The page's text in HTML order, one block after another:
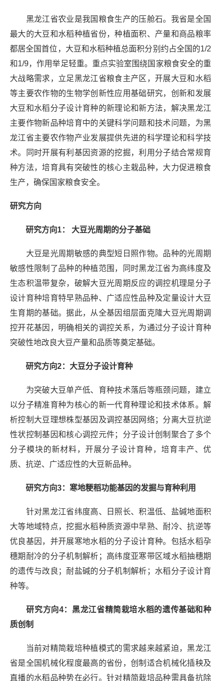
黑龙江省农业是我国粮食生产的压舱石。我省是全国
最大的大豆和水稻种植省份，种植面积、产量和商品粮率
都居全国首位，大豆和水稻种植总面积分别约占全国的1/2
和1/9，作用举足轻重。重点实验室围绕国家粮食安全的重
大战略需求，立足黑龙江省粮食主产区，开展大豆和水稻
等主要农作物的生物学创新性应用基础研究，创新和发展
大豆和水稻分子设计育种的新理论和新方法，解决黑龙江
主要作物新品种培育中的关键科学问题和技术问题，为黑
龙江省主要农作物产业发展提供先进的科学理论和科学技
术。同时开展有利基因资源的挖掘，利用分子结合常规育
种方法，培育具有突破性的核心主栽品种，大力促进粮食
生产，确保国家粮食安全。
研究方向
研究方向1： 大豆光周期的分子基础
大豆是光周期敏感的典型短日照作物。品种的光周期
敏感性限制了品种的种植范围，同时黑龙江省为高纬度及
生态积温带复杂，破解大豆光周期反应的调控机理是分子
设计育种培育特早熟品种、广适应性品种及定量设计大豆
生育期的基础。据此，从全基因组层面克隆大豆光周期调
控开花基因，明确相关的调控关系，为通过分子设计育种
突破性地改良大豆产量和品质等奠定基础。
研究方向2： 大豆分子设计育种
为突破大豆单产低、育种技术落后等瓶颈问题，建立
以分子精准育种为核心的新一代育种理论和技术体系。解
析控制大豆理想株型基因及调控基因网络；分离大豆抗逆
性状控制基因和核心调控元件；分子设计创制聚合了多个
分子模块的新材料，开展分子设计育种，培育丰产、优
质、抗逆、广适应性的大豆新品种。
研究方向3： 寒地粳稻功能基因的发掘与育种利用
针对黑龙江省纬度高、日照长、积温低、盐碱地面积
大等地域特点，挖掘水稻种质资源中早熟、耐冷、抗逆等
优良基因，并开展寒地水稻的分子设计育种。包括水稻孕
穗期耐冷的分子机制解析；高纬度亚寒带区域水稻抽穗期
的遗传与改良；耐盐碱的分子机制解析；水稻分子设计育
种等。
研究方向4：黑龙江省精简栽培水稻的遗传基础和种
质创制
当前对精简栽培种植模式的需求越来越紧迫，黑龙江
省是全国机械化程度最高的省份，创制适合机械化插秧及
直播的水稻品种势在必行。针对精简栽培品种需具备抗除